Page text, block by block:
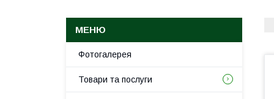
Фотогалерея
Товари та послуги